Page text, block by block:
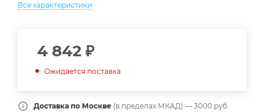
Все характеристики
4 842 ₽
Ожидается поставка
Доставка по Москве (в пределах МКАД) — 3000 руб.